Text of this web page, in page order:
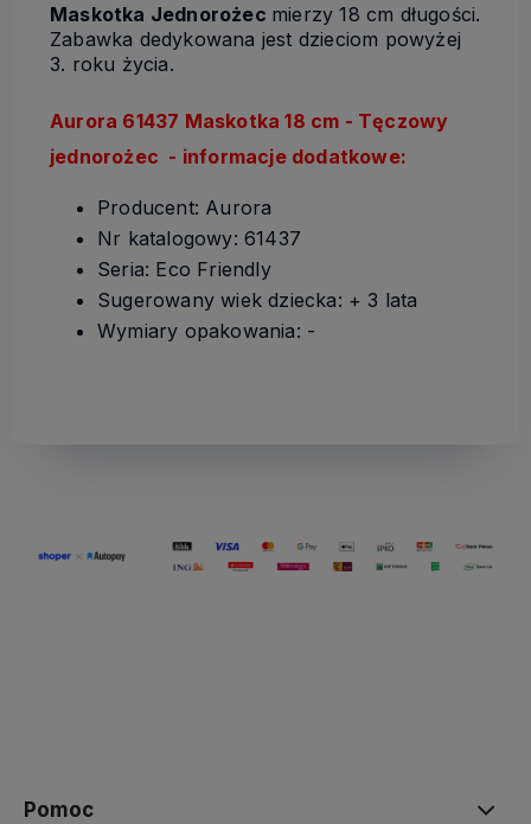
Maskotka Jednorożec mierzy 18 cm długości.
Zabawka dedykowana jest dzieciom powyżej
3. roku życia.
Aurora 61437 Maskotka 18 cm - Tęczowy
jednorożec - informacje dodatkowe:
Producent: Aurora
Nr katalogowy: 61437
Seria: Eco Friendly
Sugerowany wiek dziecka: + 3 lata
Wymiary opakowania: -
Pomoc